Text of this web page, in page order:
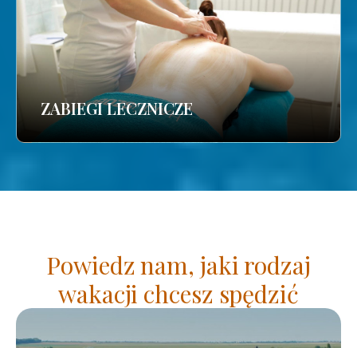
ZABIEGI LECZNICZE
Powiedz nam, jaki rodzaj
wakacji chcesz spędzić